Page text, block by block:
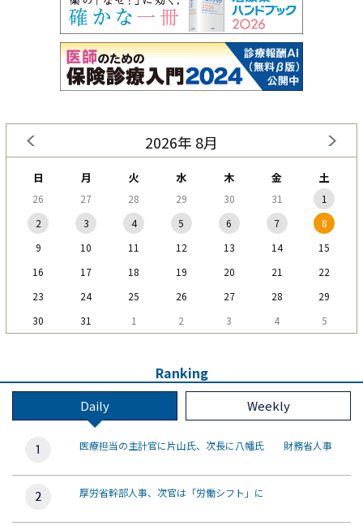
2026年 8月
日 月 火 水 木 金 土
26 27 28 29 30 31
1
2
3 4 5 6 7
8
9
10 11 12 13 14
15
16
17 18 19 20 21
22
23
24 25 26 27 28
29
30
31 1 2 3 4 5
Ranking
Daily Weekly
医療担当の主計官に片山氏、次長に八幡氏 財務省人事
厚労省幹部人事、次官は「労働シフト」に